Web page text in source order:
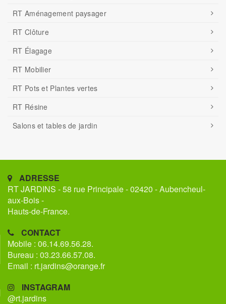
RT Aménagement paysager
RT Clôture
RT Élagage
RT Mobilier
RT Pots et Plantes vertes
RT Résine
Salons et tables de jardin
ADRESSE
RT JARDINS - 58 rue Principale - 02420 - Aubencheul-
aux-Bois -
Hauts-de-France.
CONTACT
Mobile : 06.14.69.56.28.
Bureau : 03.23.66.57.08.
Email : rt.jardins@orange.fr
INSTAGRAM
@rt.jardins